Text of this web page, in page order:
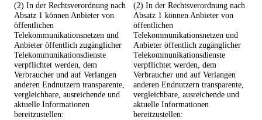
(2) In der Rechtsverordnung nach
Absatz 1 können Anbieter von
öffentlichen
Telekommunikationsnetzen und
Anbieter öffentlich zugänglicher
Telekommunikationsdienste
verpflichtet werden, dem
Verbraucher und auf Verlangen
anderen Endnutzern transparente,
vergleichbare, ausreichende und
aktuelle Informationen
bereitzustellen:
(2) In der Rechtsverordnung nach
Absatz 1 können Anbieter von
öffentlichen
Telekommunikationsnetzen und
Anbieter öffentlich zugänglicher
Telekommunikationsdienste
verpflichtet werden, dem
Verbraucher und auf Verlangen
anderen Endnutzern transparente,
vergleichbare, ausreichende und
aktuelle Informationen
bereitzustellen: